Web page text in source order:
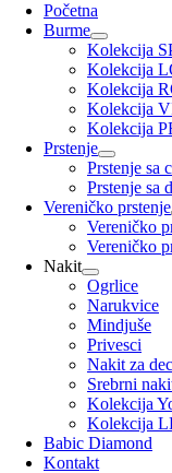
Početna
Burme
Kolekcija
Kolekcija
Kolekcija
Kolekcija
Kolekcija
Prstenje
Prstenje sa
Prstenje sa
Vereničko prstenje
Vereničko
Vereničko
Nakit
Ogrlice
Narukvice
Mindjuše
Privesci
Nakit za
Srebrni
Kolekcija
Kolekcija
Babic Diamond
Kontakt